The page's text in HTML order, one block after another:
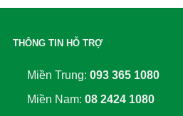
THÔNG TIN HỖ TRỢ
Miền Trung:093 365 1080
Miền Nam:08 2424 1080